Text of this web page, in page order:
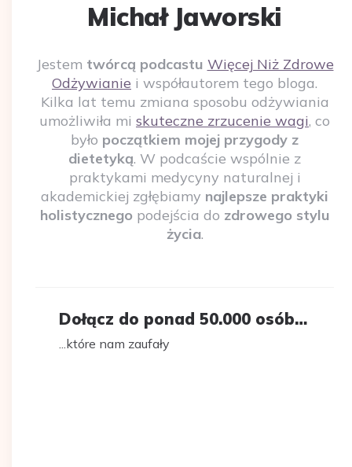
Michał Jaworski
Jestem twórcą podcastu Więcej Niż Zdrowe
Odżywianie i współautorem tego bloga.
Kilka lat temu zmiana sposobu odżywiania
umożliwiła mi skuteczne zrzucenie wagi, co
było początkiem mojej przygody z
dietetyką. W podcaście wspólnie z
praktykami medycyny naturalnej i
akademickiej zgłębiamy najlepsze praktyki
holistycznegopodejścia do zdrowego stylu
życia.
Dołącz do ponad 50.000 osób…
...które nam zaufały